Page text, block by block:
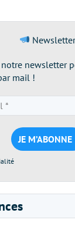
newsletter
mail !
e-
mail
*